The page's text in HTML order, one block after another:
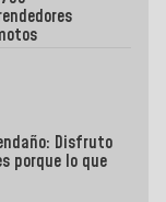
Disfruto
porque lo que